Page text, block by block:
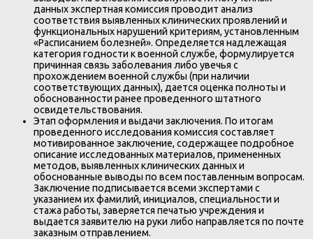
данных экспертная комиссия проводит анализ
соответствия выявленных клинических проявлений и
функциональных нарушений критериям, установленным
«Расписанием болезней». Определяется надлежащая
категория годности к военной службе, формулируется
причинная связь заболевания либо увечья с
прохождением военной службы (при наличии
соответствующих данных), дается оценка полноты и
обоснованности ранее проведенного штатного
освидетельствования.
Этап оформления и выдачи заключения. По итогам
проведенного исследования комиссия составляет
мотивированное заключение, содержащее подробное
описание исследованных материалов, примененных
методов, выявленных клинических данных и
обоснованные выводы по всем поставленным вопросам.
Заключение подписывается всеми экспертами с
указанием их фамилий, инициалов, специальности и
стажа работы, заверяется печатью учреждения и
выдается заявителю на руки либо направляется по почте
заказным отправлением.